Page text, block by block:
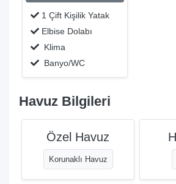
1 Çift Kişilik Yatak
Elbise Dolabı
Klima
Banyo/WC
Havuz Bilgileri
Özel Havuz
Korunaklı Havuz